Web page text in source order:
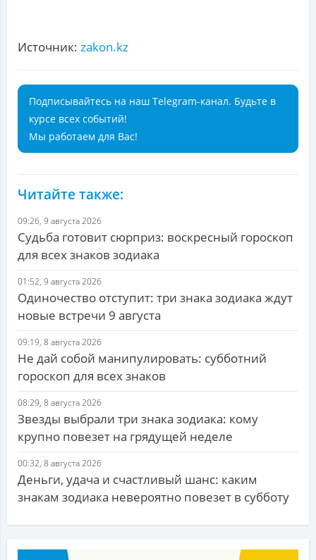
Источник: zakon.kz
Подписывайтесь на наш Telegram-канал. Будьте в
курсе всех событий!
Мы работаем для Вас!
Читайте также:
09:26, 9 августа 2026
Судьба готовит сюрприз: воскресный гороскоп
для всех знаков зодиака
01:52, 9 августа 2026
Одиночество отступит: три знака зодиака ждут
новые встречи 9 августа
09:19, 8 августа 2026
Не дай собой манипулировать: субботний
гороскоп для всех знаков
08:29, 8 августа 2026
Звезды выбрали три знака зодиака: кому
крупно повезет на грядущей неделе
00:32, 8 августа 2026
Деньги, удача и счастливый шанс: каким
знакам зодиака невероятно повезет в субботу